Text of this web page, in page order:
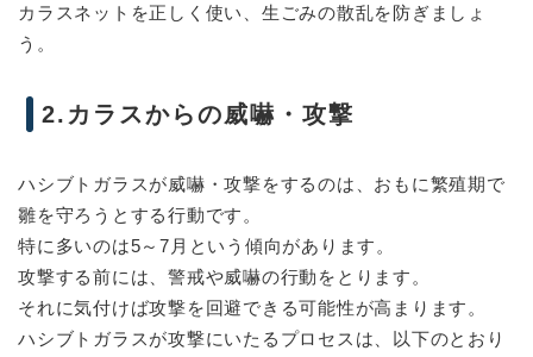
カラスネットを正しく使い、生ごみの散乱を防ぎましょ
う。
2.カラスからの威嚇・攻撃
ハシブトガラスが威嚇・攻撃をするのは、おもに繁殖期で
雛を守ろうとする行動です。
特に多いのは5～7月という傾向があります。
攻撃する前には、警戒や威嚇の行動をとります。
それに気付けば攻撃を回避できる可能性が高まります。
ハシブトガラスが攻撃にいたるプロセスは、以下のとおり